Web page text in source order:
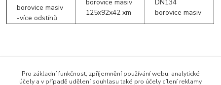
Zboží zařazeno v kategoriích
Pro základní funkčnost, zpříjemnění používání webu, analytické
účely a v případě udělení souhlasu také pro účely cílení reklamy